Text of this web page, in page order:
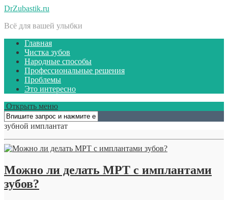
DrZubastik.ru
Всё для вашей улыбки
Главная
Чистка зубов
Народные способы
Профессиональные решения
Проблемы
Это интересно
Открыть меню
зубной имплантат
Можно ли делать МРТ с имплантами
зубов?